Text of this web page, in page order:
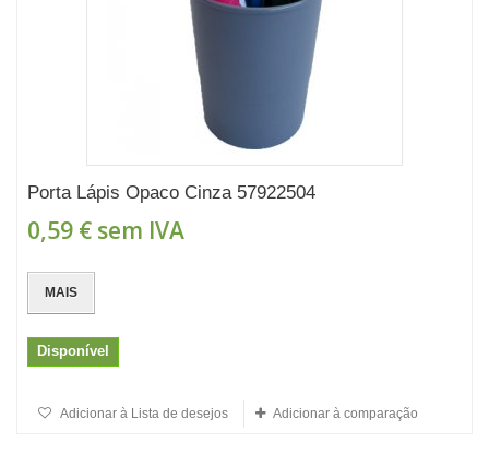
Porta Lápis Opaco Cinza 57922504
0,59 € sem IVA
MAIS
Disponível
Adicionar à Lista de desejos Adicionar à comparação